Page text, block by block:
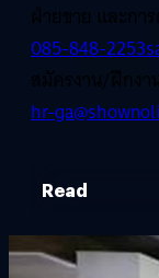
ฝ่ายขาย และกา
085-848-2253
สมัครงาน/ฝึกง
hr-
Read